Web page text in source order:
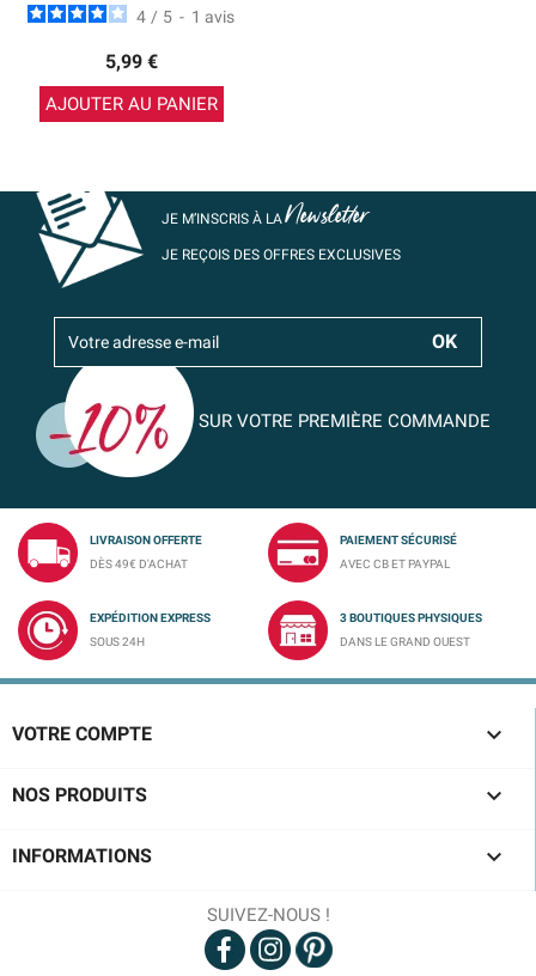
4 / 5 - 1 avis
5,99 €
AJOUTER AU PANIER
JE M’INSCRIS À LANewsletter
JE REÇOIS DES OFFRES EXCLUSIVES
SUR VOTRE PREMIÈRE COMMANDE
LIVRAISON OFFERTE
DÈS 49€ D'ACHAT
PAIEMENT SÉCURISÉ
AVEC CB ET PAYPAL
EXPÉDITION EXPRESS
SOUS 24H
3 BOUTIQUES PHYSIQUES
DANS LE GRAND OUEST
VOTRE COMPTE 
NOS PRODUITS 
INFORMATIONS 
SUIVEZ-NOUS !